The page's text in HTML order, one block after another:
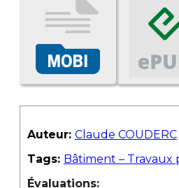
Auteur: Claude COUDERC
Tags: Bâtiment – Travaux
Évaluations: